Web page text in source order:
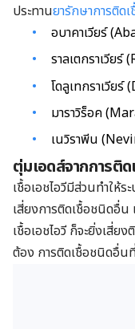
ประทานยารักษาการติดเ
อบาคาเวียร์
ราลเตกราเวีย
โดลูเทกราเวีย
มาราวิร็อค
เนวิราพีน
ตุ่มเอดส์จากการติ
เชื้อเอชไอวีมีส่วนทำให้
เสี่ยงการติดเชื้อชนิดอื่น
เชื้อเอชไอวี ก็จะยิ่งเสี่ย
ต้อง การติดเชื้อชนิดอื่น